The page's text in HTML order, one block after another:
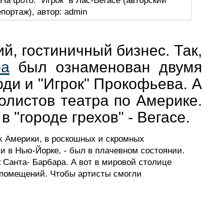
гостиничный бизнес. Так,
был ознаменован двумя
и "Игрок" Прокофьева. А
театра по Америке.
грехов" - Вегасе.
Америки, в роскошных и скромных
в Нью-Йорке, - был в плачевном состоянии.
Барбара. А вот в мировой столице
Чтобы артисты смогли